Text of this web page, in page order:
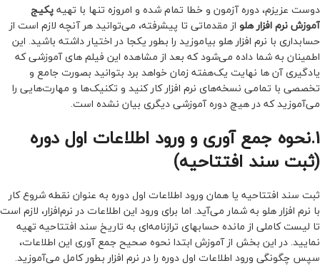
دوست عزیزم، دوره آزمون و خطا تمام شده و امروزه تنها با تهیهپکیج
آموزش نرم افزار هلو از مقدماتی تا پیشرفته، می‌توانید هر آنچه لازم است از
حسابداری با نرم افزار هلو بیاموزید را بطور یکجا در اختیار داشته باشید. این
اطمینان به شما داده می‌شود که بعد از مشاهده این فیلم‌ های آموزشی که
یادگیری آن ها نهایت یک‌هفته زمان خواهد برد بتوانید بصورت جامع و
تخصصی با تمامی نسخه‌های نرم افزار کار کنید و تکنیک‌ها و مهارت‌هایی را
می‌آموزید که در هیچ دوره آموزشی دیگری بیان نشده است.
1.نحوه جمع‌ آوری و ورود اطلاعات اول دوره
(ثبت سند افتتاحیه)
ثبت سند افتتاحیه یا همان ورود اطلاعات اول دوره به عنوان نقطه شروع کار
با نرم افزار هلو به شمار می‌آید. اما برای ورود این اطلاعات در نرم‌افزار، لازم است
تا لیست کاملی از مانده حسابهای ترازنامه‌ای به تاریخ سند افتتاحیه تهیه
نمایید. در این بخش از آموزش ابتدا نحوه صحیح جمع آوری این اطلاعات،
سپس چگونگی ورود اطلاعات اول دوره را در نرم افزار بطور کامل می‌آموزید.